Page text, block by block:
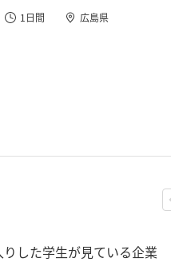
1日間 広島県
した学生が見ている企業